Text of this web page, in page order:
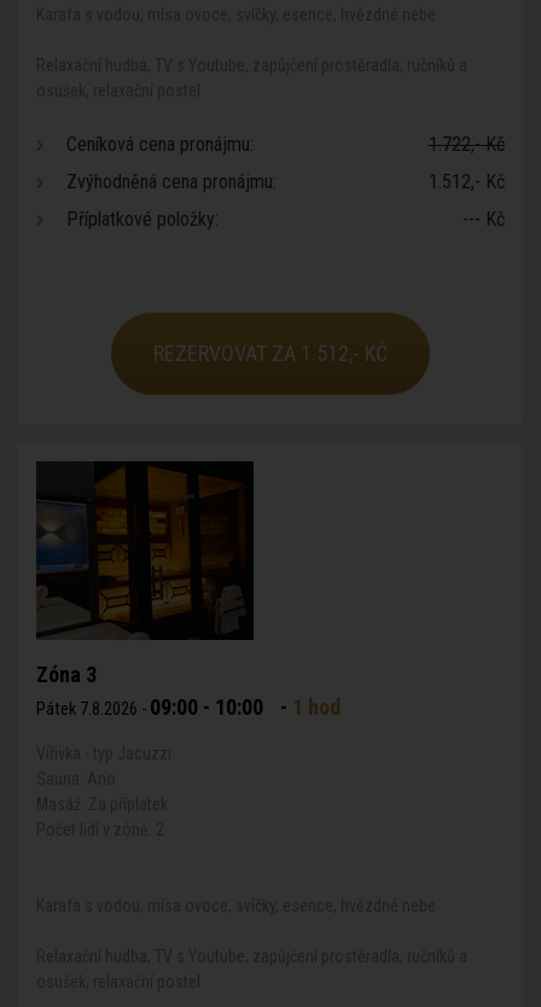
Ceníková cena pronájmu:
1.722,- Kč
Zvýhodněná cena pronájmu:
1.512,- Kč
Příplatkové položky:
--- Kč
REZERVOVAT ZA 1.512,- KČ
Zóna 3
Pátek 7.8.2026 - 09:00 - 10:00 - 1 hod